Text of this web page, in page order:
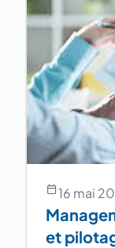
16 mai
et